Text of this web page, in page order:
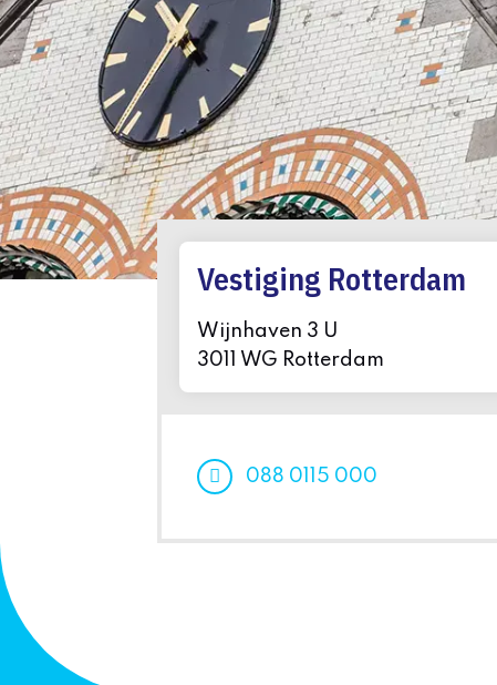
Vestiging Rotterdam
Wijnhaven 3 U
3011 WG Rotterdam
088 0115 000